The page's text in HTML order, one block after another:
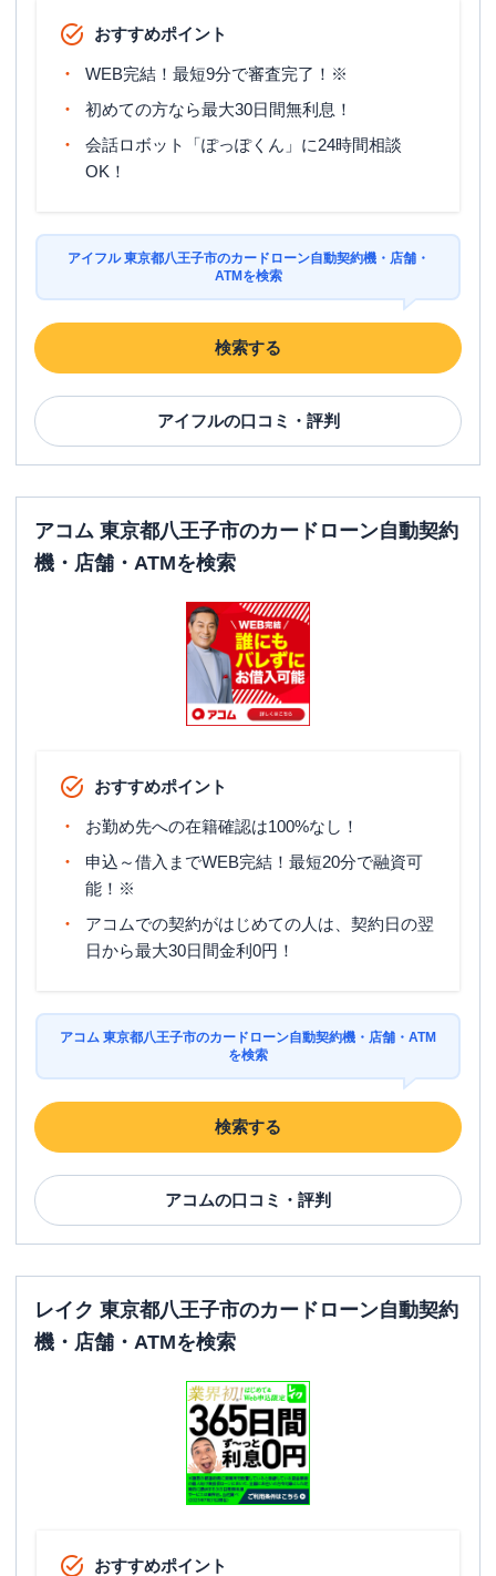
おすすめポイント
WEB完結！最短9分で審査完了！※
初めての方なら最大30日間無利息！
会話ロボット「ぽっぽくん」に24時間相談
OK！
アイフル 東京都八王子市のカードローン自動契約機・店舗・
ATMを検索
検索する
アイフルの口コミ・評判
アコム 東京都八王子市のカードローン自動契約
機・店舗・ATMを検索
おすすめポイント
お勤め先への在籍確認は100%なし！
申込～借入までWEB完結！最短20分で融資可
能！※
アコムでの契約がはじめての人は、契約日の翌
日から最大30日間金利0円！
アコム 東京都八王子市のカードローン自動契約機・店舗・ATM
を検索
検索する
アコムの口コミ・評判
レイク 東京都八王子市のカードローン自動契約
機・店舗・ATMを検索
おすすめポイント